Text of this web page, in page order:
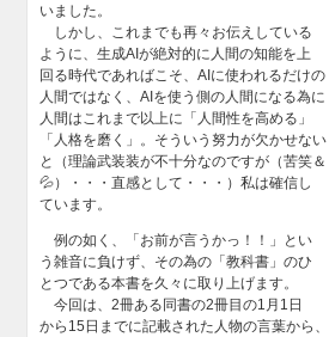
いました。
しかし、これまでも再々お伝えしている
ように、生成AIが絶対的に人間の知能を上
回る時代であればこそ、AIに使われるだけの
人間ではなく、AIを使う側の人間になる為に
人間はこれまで以上に「人間性を高める」
「人格を磨く」。そういう努力が欠かせない
と（理論武装装が不十分なのですが（苦笑＆
💦）・・・直感として・・・）私は確信し
ています。
例の如く、「お前が言うかっ！！」とい
う雑音に負けず、その為の「教科書」のひ
とつである本書を久々に取り上げます。
今回は、2冊ある同書の2冊目の1月1日
から15日までに記載された人物の言葉から、